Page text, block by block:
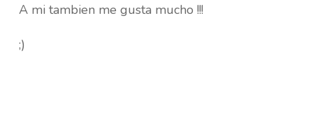
A mi tambien me gusta mucho !!!
;)